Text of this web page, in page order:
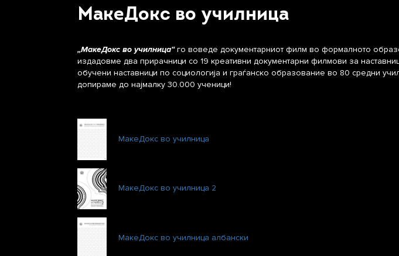
МакеДокс во училница
„МакеДокс во училница“го воведе документарниот филм во формалното
издадовме два прирачници со 19 креативни документарни филмови за
обучени наставници по социологија и граѓанско образование во 80 средни
допираме до најмалку 30.000 ученици!
МакеДокс во училница
МакеДокс во училница 2
МакеДокс во училница албански